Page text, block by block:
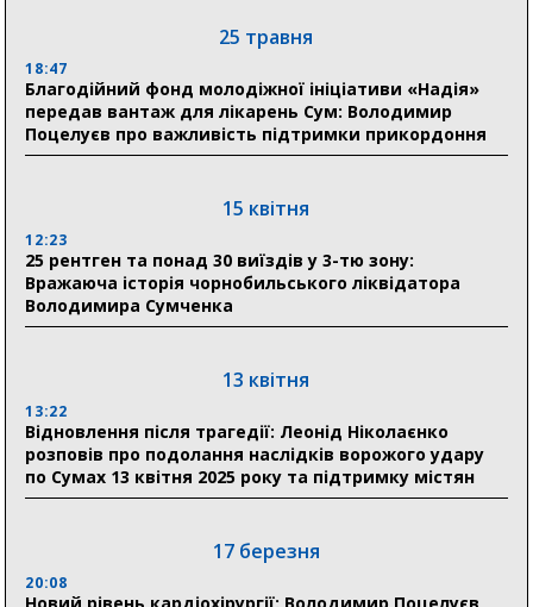
31 липня
21:01
До 19 400 гривень на паливо: Пенсійний фонд
Сумщини пояснив, як отримати допомогу на зиму
Пенсійному фонді Сумщини пояснили, що робити
людям
30 липня
19:38
Сумська клінічна лікарня Святого Пантелеймона
Олексій Романько долучився до обговорення Плану
25 травня
18:47
Благодійний фонд молодіжної ініціативи «Надія»
передав вантаж для лікарень Сум: Володимир
Поцелуєв про важливість підтримки прикордоння
15 квітня
12:23
25 рентген та понад 30 виїздів у 3-тю зону:
Вражаюча історія чорнобильського ліквідатора
Володимира Сумченка
13 квітня
13:22
Відновлення після трагедії: Леонід Ніколаєнко
розповів про подолання наслідків ворожого удару
по Сумах 13 квітня 2025 року та підтримку містян
17 березня
20:08